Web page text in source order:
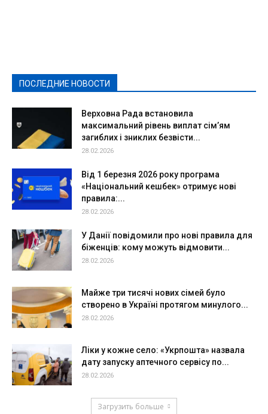
ПОСЛЕДНИЕ НОВОСТИ
Верховна Рада встановила
максимальний рівень виплат сім’ям
загиблих і зниклих безвісти...
28.02.2026
Від 1 березня 2026 року програма
«Національний кешбек» отримує нові
правила:...
28.02.2026
У Данії повідомили про нові правила для
біженців: кому можуть відмовити...
28.02.2026
Майже три тисячі нових сімей було
створено в Україні протягом минулого...
28.02.2026
Ліки у кожне село: «Укрпошта» назвала
дату запуску аптечного сервісу по...
28.02.2026
Загрузить больше